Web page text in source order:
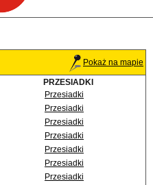
Pokaż na mapie
PRZESIADKI
Przesiadki
Przesiadki
Przesiadki
Przesiadki
Przesiadki
Przesiadki
Przesiadki